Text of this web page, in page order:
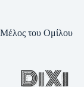
Μέλος του Ομίλου